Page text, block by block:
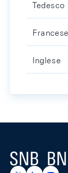
Tedesco
Francese
Inglese
Logo